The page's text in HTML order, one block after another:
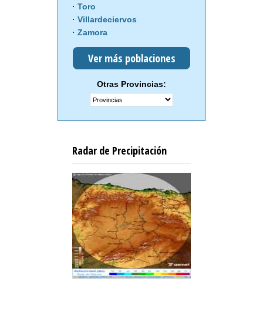
Toro
Villardeciervos
Zamora
Ver más poblaciones
Otras Provincias:
Radar de Precipitación